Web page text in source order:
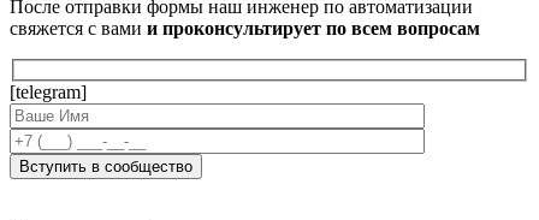
После отправки формы наш инженер по автоматизации
свяжется с вами и проконсультирует по всем вопросам
[telegram]